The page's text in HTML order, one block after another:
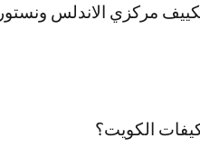
مركزي الاندلس
الكويت؟